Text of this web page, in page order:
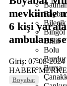
Bilecik
Bingöl
Bitlis
Bolu
Burdur
Bursa
mevkiinde
6 kişi
ambulans
Giriş: 07-08-2024
HABER
Boyabat